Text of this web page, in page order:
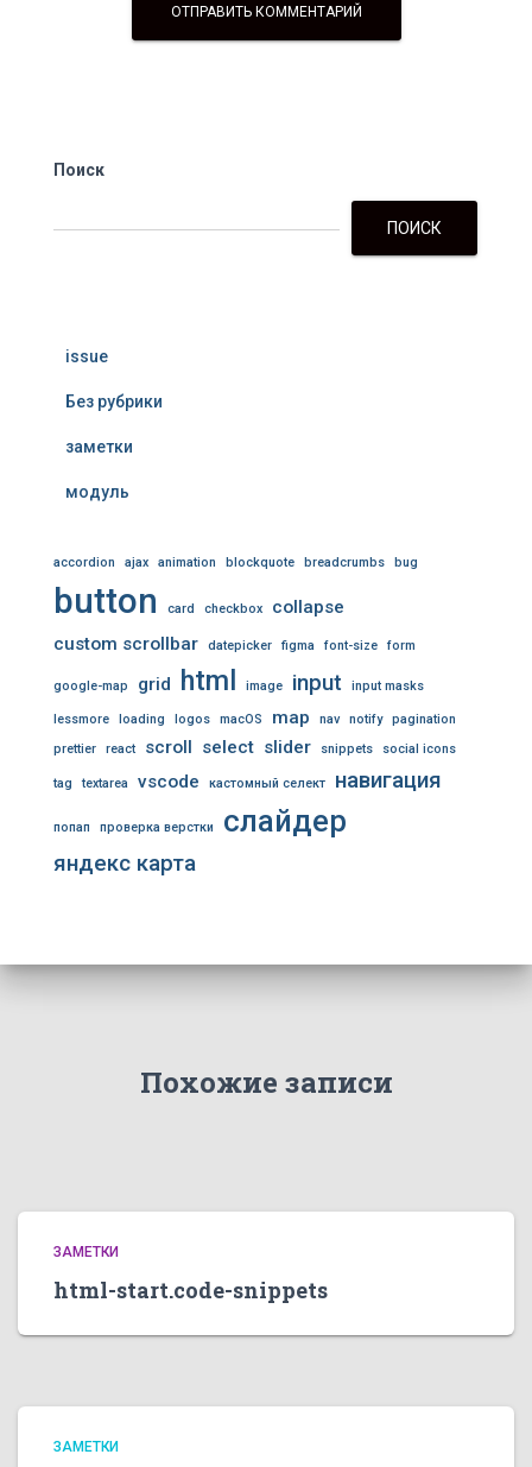
Поиск
ПОИСК
issue
Без рубрики
заметки
модуль
accordion ajax animation blockquote breadcrumbs bug
button card checkbox
collapse
custom scrollbar
datepicker figma font-size form
google-map grid html image input input masks
lessmore loading logos macOS map nav notify
pagination
prettier
react scroll select slider snippets social icons
tag textarea vscode кастомный селект навигация
попап проверка верстки слайдер
яндекс карта
Похожие записи
ЗАМЕТКИ
html-start.code-snippets
ЗАМЕТКИ